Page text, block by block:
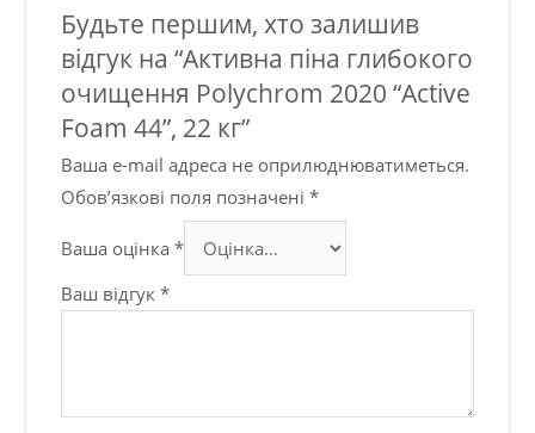
Будьте першим, хто залишив
відгук на “Активна піна глибокого
очищення Polychrom 2020 “Active
Foam 44”, 22 кг”
Ваша e-mail адреса не оприлюднюватиметься.
Обов’язкові поля позначені*
Ваша оцінка*
Ваш відгук*